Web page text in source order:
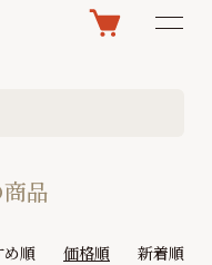
品
め順 価格順 新着順